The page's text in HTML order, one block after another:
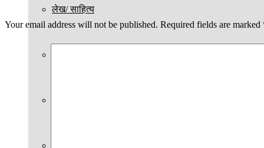
लेख/ साहित्य
Your email address will not be published. Required fields are marked